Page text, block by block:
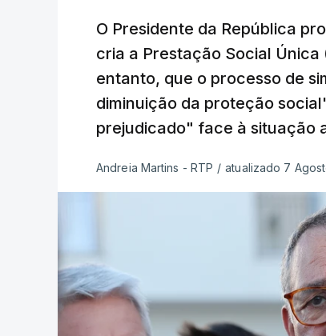
O Presidente da República
cria a Prestação Social
entanto, que o processo de
diminuição da proteção
prejudicado" face à situação
Andreia Martins - RTP / atualizado 7